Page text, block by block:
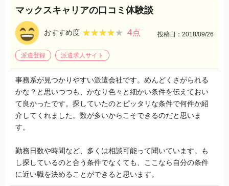
マックスキャリアの口コミ体験談
おすすめ度 ★★★★★
★★★★★ 4点 投稿日：2018/09/26
派遣登録 派遣求人サイト
事務系が見つかりやすい派遣会社です。めんどくさがられる
かな？と思いつつも、かなり色々と細かい条件を伝えておい
て良かったです。探していたのとピッタリな条件で何件か紹
介してくれました。数が多いからこそできるのだと思いま
す。
勤務日数や時間など、多くは相談可能って聞いています。も
し探しているのと合う条件でなくても、ここなら自分の条件
に近い職を決めることができると思います。